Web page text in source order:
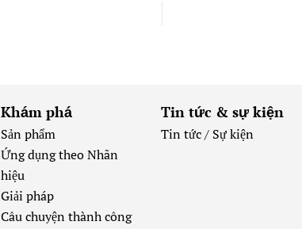
Khám phá
Sản phẩm
Ứng dụng theo Nhãn
hiệu
Giải pháp
Câu chuyện thành công
Tin tức & sự kiện
Tin tức / Sự kiện